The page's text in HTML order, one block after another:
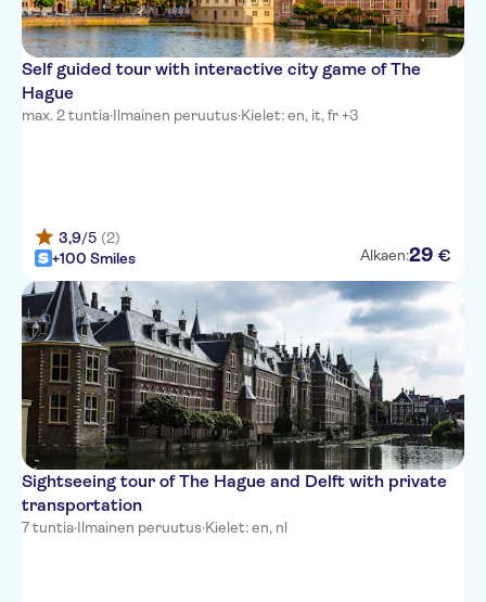
Self guided tour with interactive city game of The
Hague
max. 2 tuntia·Ilmainen peruutus·Kielet: en, it, fr +3
3,9/5 (2)
+100 Smiles
Alkaen:29 €
Sightseeing tour of The Hague and Delft with private
transportation
7 tuntia·Ilmainen peruutus·Kielet: en, nl